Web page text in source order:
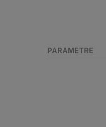
PARAMETRE